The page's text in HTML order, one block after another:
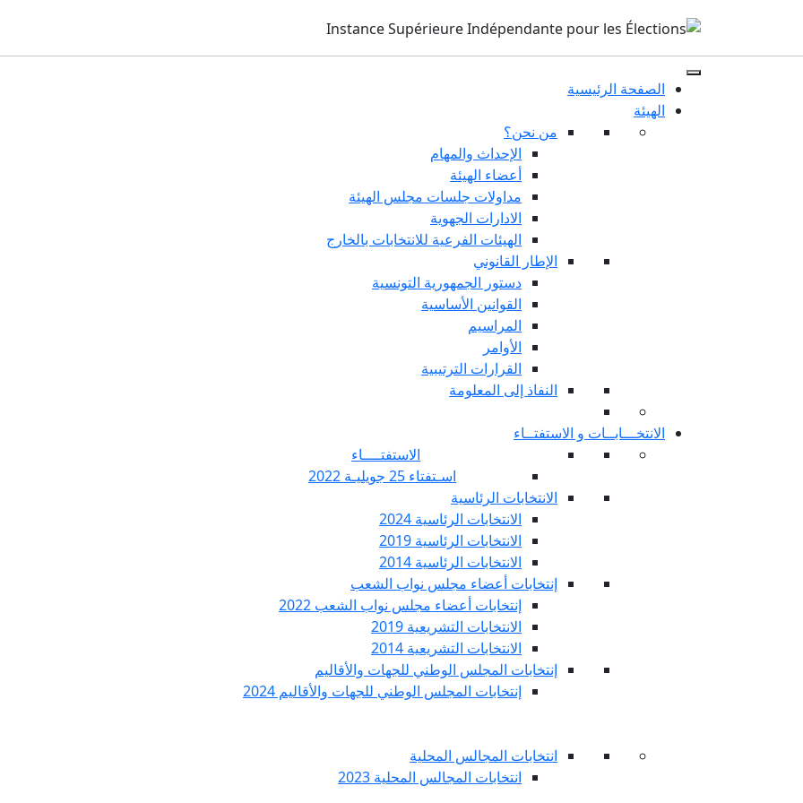
الصفحة الرئيسية
الهيئة
من نحن؟
الإحداث والمهام
أعضاء الهيئة
مداولات جلسات مجلس الهيئة
الادارات الجهوية
الهيئات الفرعية للانتخابات بالخارج
الإطار القانوني
دستور الجمهورية التونسية
القوانين الأساسية
المراسيم
الأوامر
القرارات الترتيبية
النفاذ إلى المعلومة
الانتخـــابــات و الاستفتــاء
الاستفتــــاء
اسـتفتاء 25 جويليـة 2022
الانتخابات الرئاسية
الانتخابات الرئاسية 2024
الانتخابات الرئاسية 2019
الانتخابات الرئاسية 2014
إنتخابات أعضاء مجلس نواب الشعب
إنتخابات أعضاء مجلس نواب الشعب 2022
الانتخابات التشريعية 2019
الانتخابات التشريعية 2014
إنتخابات المجلس الوطني للجهات والأقاليم
إنتخابات المجلس الوطني للجهات والأقاليم 2024
انتخابات المجالس المحلية
انتخابات المجالس المحلية 2023